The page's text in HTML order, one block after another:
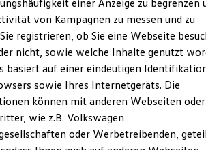
und Lebensdauer
Kauf
Förderung
und Konnektivität
Versionen und Updates
Extras
zu Ihrem ID.
willkommen beim
Schulze
Partner in Cottbus, Forst und
einer Anzeige zu begrenzen
von Kampagnen zu messen und zu
registrieren, ob Sie eine Webseite
nicht, sowie welche Inhalte genutzt
basiert auf einer eindeutigen
sowie Ihres Internetgeräts. Die
können mit anderen Webseiten oder
wie z.B. Volkswagen
oder Werbetreibenden,